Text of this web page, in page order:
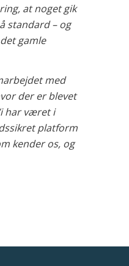
at noget gik
standard – og
gamle
med
der er blevet
har været i
platform
kender os, og